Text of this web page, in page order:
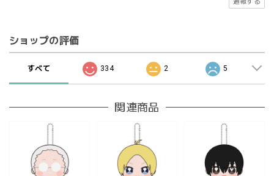
ショップの評価
すべて 334 2 5
関連商品